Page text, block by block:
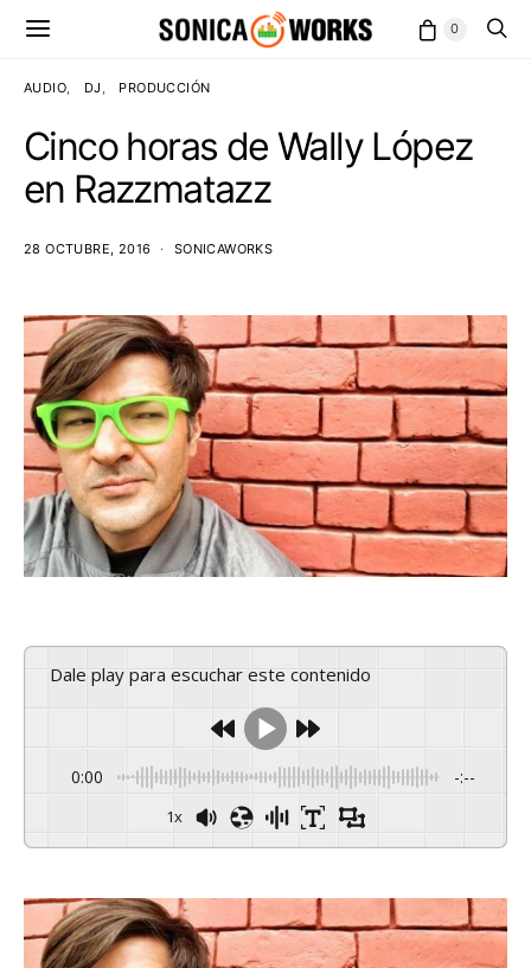
0
AUDIO DJ PRODUCCIÓN
Cinco horas de Wally López
en Razzmatazz
28 OCTUBRE, 2016 SONICAWORKS
Dale play para escuchar este contenido
0:00 -:--
1x